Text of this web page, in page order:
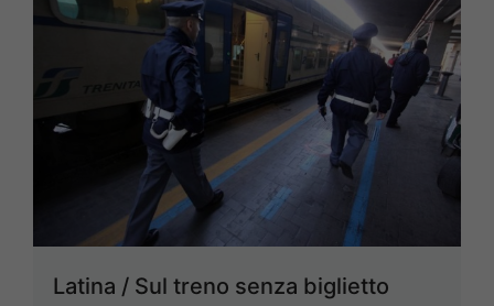
Latina / Sul treno senza biglietto